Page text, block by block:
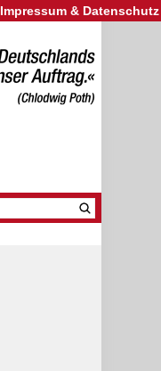
Impressum & Datenschutz